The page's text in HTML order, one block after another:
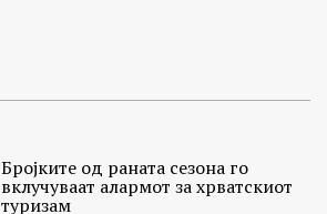
Бројките од раната сезона го
вклучуваат алармот за хрватскиот
туризам